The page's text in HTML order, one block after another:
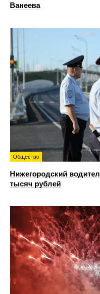
Ванеева
Общество
Нижегородский
тысяч рублей